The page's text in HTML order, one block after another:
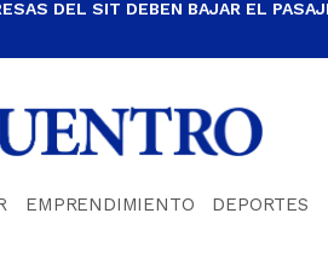
DEL SIT DEBEN BAJAR EL
EMPRENDIMIENTO DEPORTES